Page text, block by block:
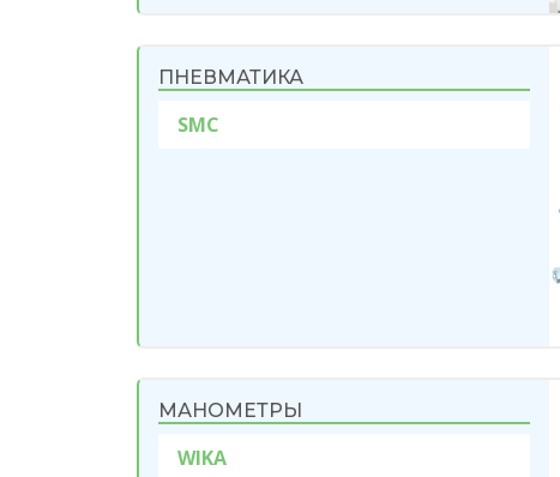
ПНЕВМАТИКА
SMC
МАНОМЕТРЫ
WIKA